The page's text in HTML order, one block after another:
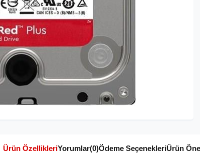
Ürün ÖzellikleriYorumlar(0)Ödeme SeçenekleriÜrün